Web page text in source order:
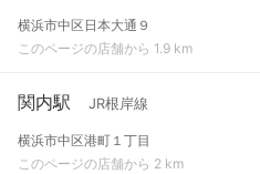
横浜市中区日本大通９
このページの店舗から 1.9 km
関内駅 JR根岸線
横浜市中区港町１丁目
このページの店舗から 2 km